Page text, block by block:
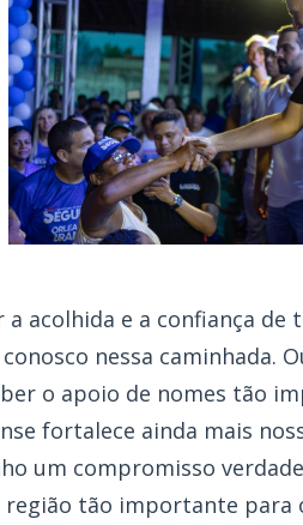
a acolhida e a confiança de
nessa caminhada.
o apoio de nomes tão
fortalece ainda mais
um compromisso
tão importante para